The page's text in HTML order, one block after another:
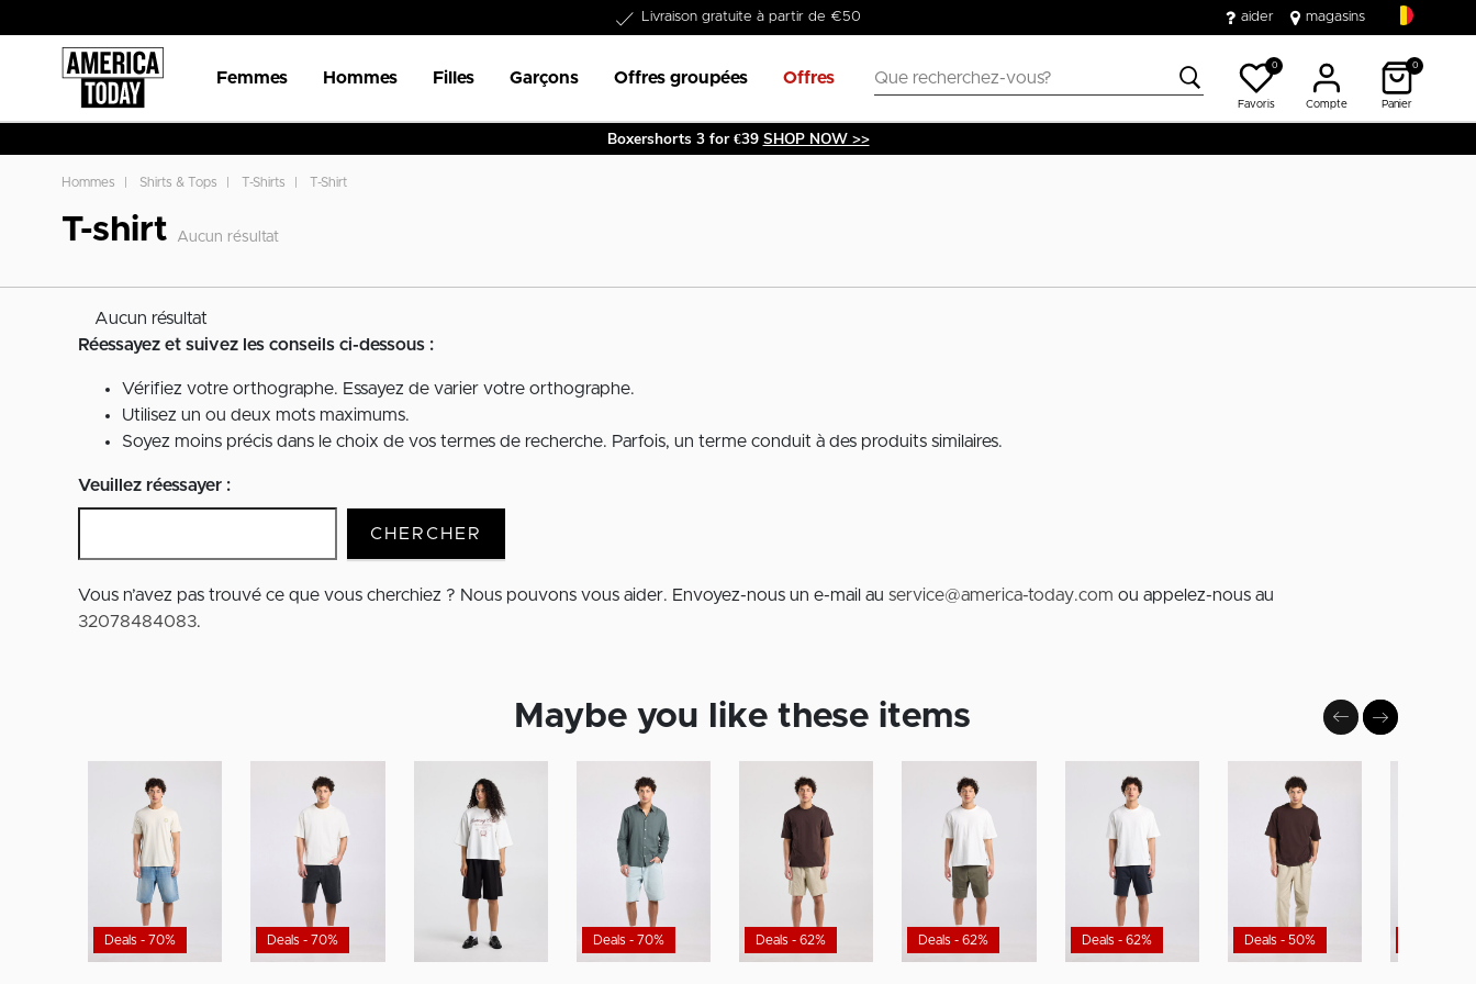
Livraison gratuite à partir de €50 aider magasins
Femmes Hommes Filles Garçons Offres groupées Offres
0
Favoris Compte
0
Panier
Boxershorts 3 for €39 SHOP NOW >>
Hommes Shirts & Tops T-Shirts T-Shirt
T-shirt Aucun résultat
Aucun résultat
Réessayez et suivez les conseils ci-dessous :
Vérifiez votre orthographe. Essayez de varier votre orthographe.
Utilisez un ou deux mots maximums.
Soyez moins précis dans le choix de vos termes de recherche. Parfois, un terme conduit à des produits similaires.
Veuillez réessayer :
CHERCHER
Vous n’avez pas trouvé ce que vous cherchiez ? Nous pouvons vous aider. Envoyez-nous un e-mail au service@america-today.com ou appelez-nous au
32078484083.
Maybe you like these items
Deals - 70% Deals - 70% Deals - 70% Deals - 62% Deals - 62% Deals - 62% Deals - 50%